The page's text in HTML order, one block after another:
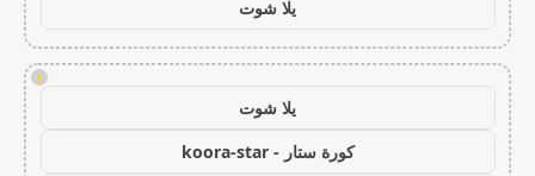
يلا شوت
!
يلا شوت
كورة ستار - koora-star